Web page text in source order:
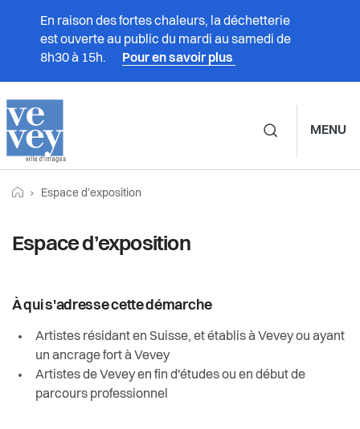
En raison des fortes chaleurs, la déchetterie
est ouverte au public du mardi au samedi de
8h30 à 15h.
Pour en savoir plus
MENU
Prestations
Vivre à Vevey
Vie politique
Actualités
FilRetourner vers la page d'accueil
Page actuelle:
Espace d’exposition
Espace d’exposition
À qui s'adresse cette démarche
Artistes résidant en Suisse, et établis à Vevey ou ayant
un ancrage fort à Vevey
Artistes de Vevey en fin d'études ou en début de
parcours professionnel